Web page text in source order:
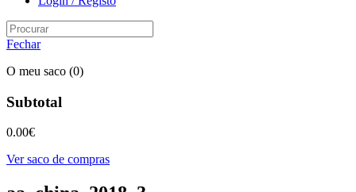
Fechar
O meu saco (0)
Subtotal
0.00€
Ver saco de compras